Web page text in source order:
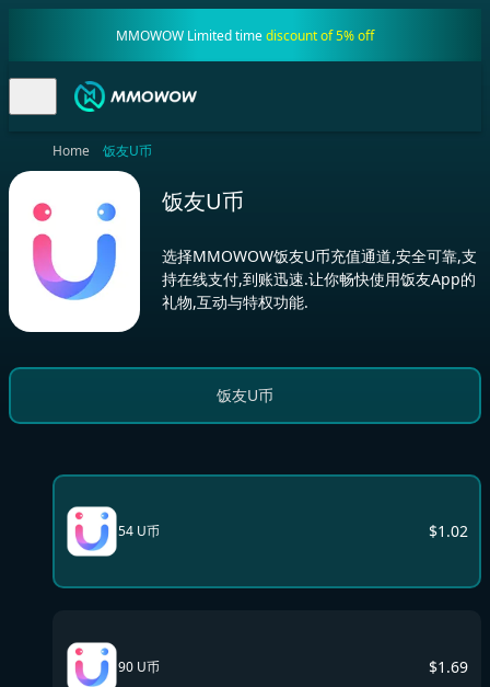
MMOWOW Limited timediscount of 5% off
Home 饭友U币
饭友U币
选择MMOWOW饭友U币充值通道,安全可靠,支
持在线支付,到账迅速.让你畅快使用饭友App的
礼物,互动与特权功能.
饭友U币
54 U币 $1.02
90 U币 $1.69